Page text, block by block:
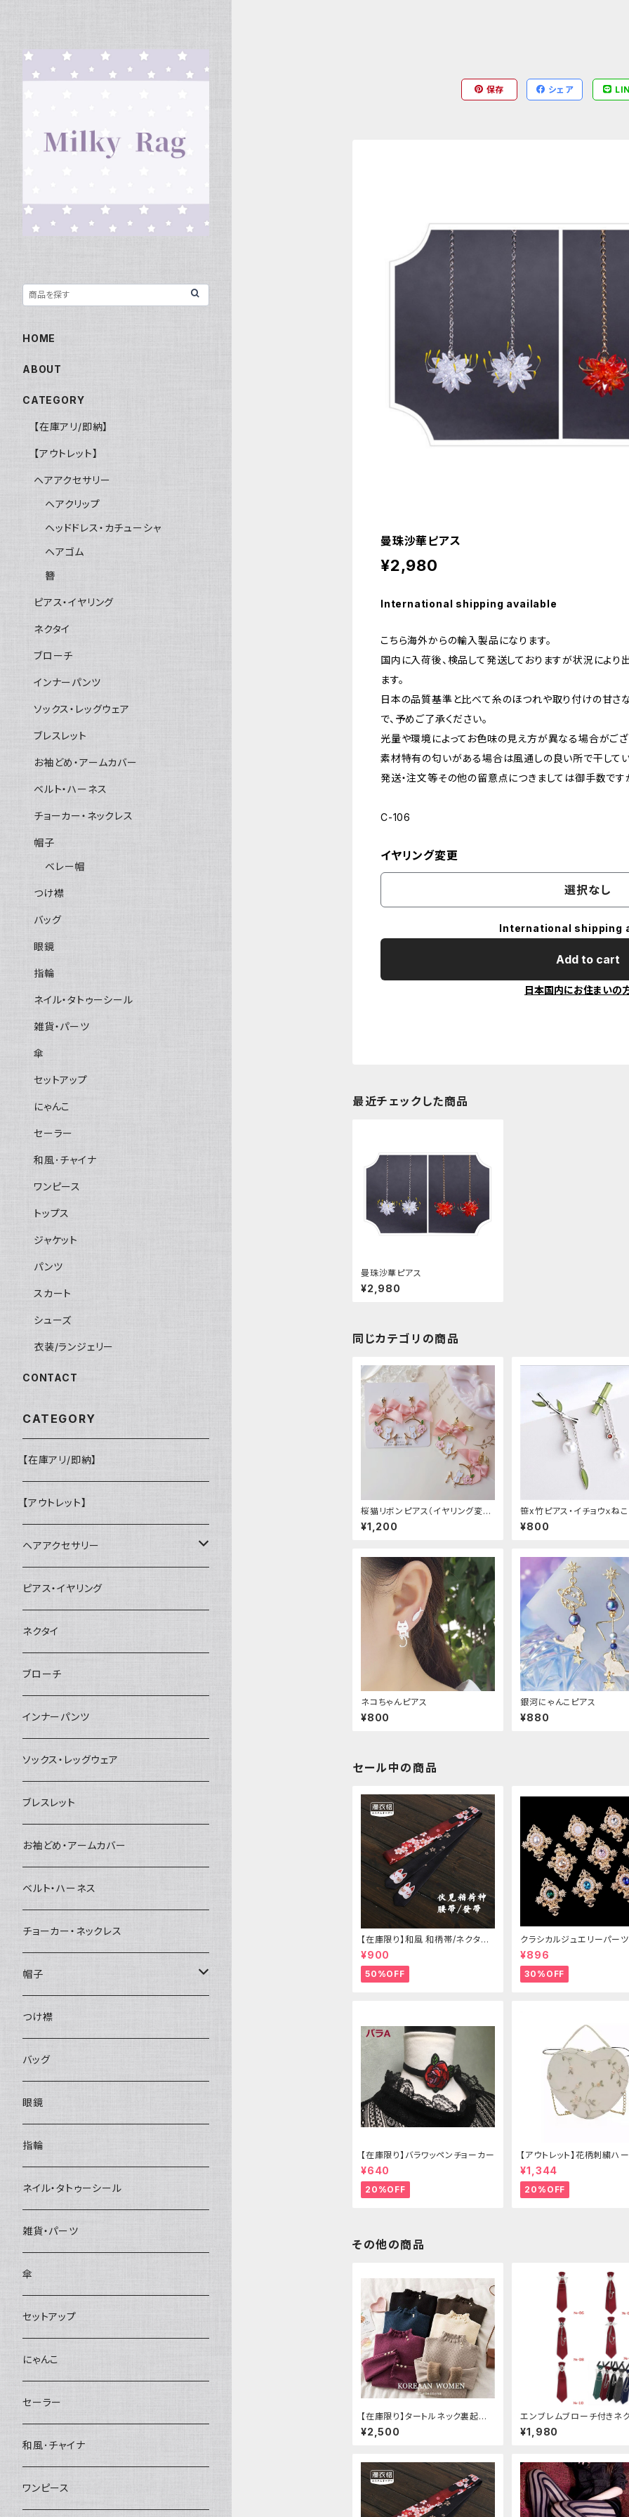
保存 シェア
曼珠沙華ピアス
¥2,980
International shipping available
こちら海外からの輸入製品になります。
国内に入荷後、検品して発送しておりますが状況によ
ます。
日本の品質基準と比べて糸のほつれや取り付けの甘さ
で、予めご了承ください。
光量や環境によってお色味の見え方が異なる場合がござ
素材特有の匂いがある場合は風通しの良い所で干してい
発送・注文等その他の留意点につきましては御手数で
C-106
イヤリング変更
選択なし
International shipping
Add to cart
日本国内にお住まいの
最近チェックした商品
曼珠沙華ピアス
¥2,980
同じカテゴリの商品
桜猫リボンピアス（イヤリング変更
可能
¥1,200
笹x竹ピアス・イチョウｘね
¥800
ネコちゃんピアス
¥800
銀河にゃんこピアス
¥880
セール中の商品
【在庫限り】和風 和柄帯/ネクタイ/
リボン（狐面/金魚
¥900
50%OFF
クラシカルジュエリーパーツ
¥896
30%OFF
【在庫限り】バラワッペンチョーカー
¥640
20%OFF
【アウトレット】花柄刺繍ハ
グ
¥1,344
20%OFF
その他の商品
【在庫限り】タートルネック裏起毛
セーター
¥2,500
エンブレムブローチ付きネ
(レッド)
¥1,980
HOME
ABOUT
CATEGORY
【在庫アリ/即納】
【アウトレット】
ヘアアクセサリー
ヘアクリップ
ヘッドドレス・カチューシャ
ヘアゴム
簪
ピアス・イヤリング
ネクタイ
ブローチ
インナーパンツ
ソックス・レッグウェア
ブレスレット
お袖どめ・アームカバー
ベルト・ハーネス
チョーカー・ネックレス
帽子
ベレー帽
つけ襟
バッグ
眼鏡
指輪
ネイル・タトゥーシール
雑貨・パーツ
傘
セットアップ
にゃんこ
セーラー
和風･チャイナ
ワンピース
トップス
ジャケット
パンツ
スカート
シューズ
衣装/ランジェリー
CONTACT
CATEGORY
【在庫アリ/即納】
【アウトレット】
ヘアアクセサリー
ヘアクリップ
ヘッドドレス・カチューシャ
ヘアゴム
簪
ピアス・イヤリング
ネクタイ
ブローチ
インナーパンツ
ソックス・レッグウェア
ブレスレット
お袖どめ・アームカバー
ベルト・ハーネス
チョーカー・ネックレス
帽子
ベレー帽
つけ襟
バッグ
眼鏡
指輪
ネイル・タトゥーシール
雑貨・パーツ
傘
セットアップ
にゃんこ
セーラー
和風･チャイナ
ワンピース